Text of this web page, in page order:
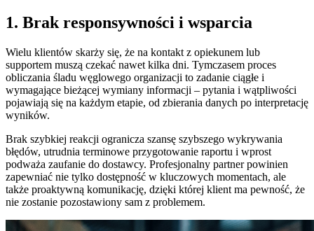
1. Brak responsywności i wsparcia
Wielu klientów skarży się, że na kontakt z opiekunem lub
supportem muszą czekać nawet kilka dni. Tymczasem proces
obliczania śladu węglowego organizacji to zadanie ciągłe i
wymagające bieżącej wymiany informacji – pytania i wątpliwości
pojawiają się na każdym etapie, od zbierania danych po interpretację
wyników.
Brak szybkiej reakcji ogranicza szansę szybszego wykrywania
błędów, utrudnia terminowe przygotowanie raportu i wprost
podważa zaufanie do dostawcy. Profesjonalny partner powinien
zapewniać nie tylko dostępność w kluczowych momentach, ale
także proaktywną komunikację, dzięki której klient ma pewność, że
nie zostanie pozostawiony sam z problemem.